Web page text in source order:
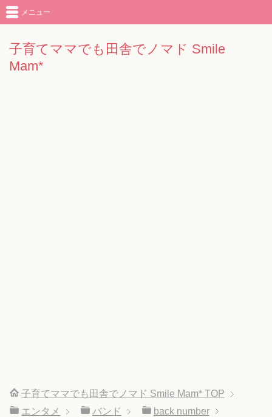
子育てママでも田舎でノマド Smile
Mam*
メニュー
子育てママでも田舎でノマド Smile Mam* TOP
エンタメ
バンド back number